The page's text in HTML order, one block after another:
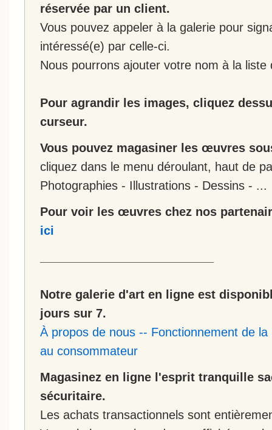
réservée par un client.
Vous pouvez appeler à la galerie pour
intéressé(e) par celle-ci.
Nous pourrons ajouter votre nom à la liste
Pour agrandir les images, cliquez
curseur.
Vous pouvez magasiner les œuvres
cliquez dans le menu déroulant, haut de
Photographies - Illustrations - Dessins - ...
Pour voir les œuvres chez nos
ici
Notre galerie d'art en ligne est
jours sur 7.
À propos de nous -- Fonctionnement de
au consommateur
Magasinez en ligne l'esprit tranquille
sécuritaire.
Les achats transactionnels sont